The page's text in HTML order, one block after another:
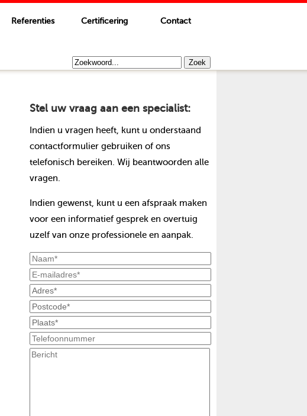
Referenties Certificering Contact
Stel uw vraag aan een specialist:
Indien u vragen heeft, kunt u onderstaand
contactformulier gebruiken of ons
telefonisch bereiken. Wij beantwoorden alle
vragen.
Indien gewenst, kunt u een afspraak maken
voor een informatief gesprek en overtuig
uzelf van onze professionele en aanpak.